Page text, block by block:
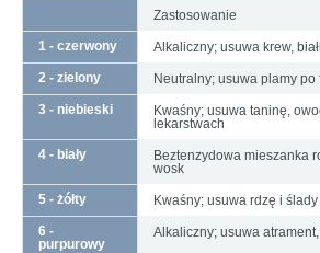
Zastosowanie
1 - czerwony
Alkaliczny; usuwa krew,
2 - zielony
Neutralny; usuwa plamy po
3 - niebieski
Kwaśny; usuwa taninę,
lekarstwach
4 - biały
Beztenzydowa mieszanka
wosk
5 - żółty
Kwaśny; usuwa rdzę i
6 -
purpurowy
Alkaliczny; usuwa